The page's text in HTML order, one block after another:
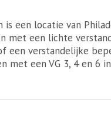
is een locatie van
met een lichte
een verstandelijke
met een VG 3, 4 en 6